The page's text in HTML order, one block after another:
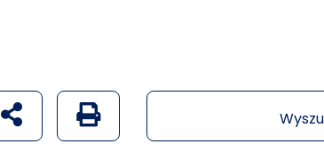
udostępnij na social mediach
Generuj wersję PDF strony